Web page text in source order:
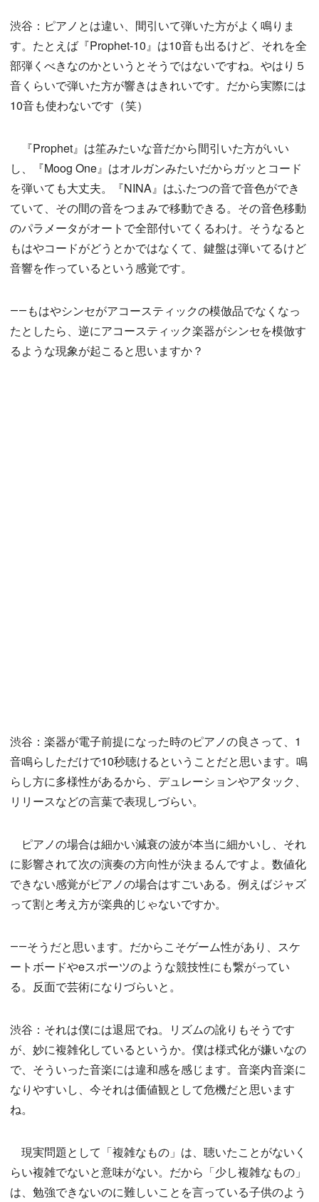
渋谷：ピアノとは違い、間引いて弾いた方がよく鳴りま
す。たとえば『Prophet-10』は10音も出るけど、それを全
部弾くべきなのかというとそうではないですね。やはり５
音くらいで弾いた方が響きはきれいです。だから実際には
10音も使わないです（笑）
『Prophet』は笙みたいな音だから間引いた方がいい
し、『Moog One』はオルガンみたいだからガッとコード
を弾いても大丈夫。『NINA』はふたつの音で音色ができ
ていて、その間の音をつまみで移動できる。その音色移動
のパラメータがオートで全部付いてくるわけ。そうなると
もはやコードがどうとかではなくて、鍵盤は弾いてるけど
音響を作っているという感覚です。
――もはやシンセがアコースティックの模倣品でなくなっ
たとしたら、逆にアコースティック楽器がシンセを模倣す
るような現象が起こると思いますか？
渋谷：楽器が電子前提になった時のピアノの良さって、1
音鳴らしただけで10秒聴けるということだと思います。鳴
らし方に多様性があるから、デュレーションやアタック、
リリースなどの言葉で表現しづらい。
ピアノの場合は細かい減衰の波が本当に細かいし、それ
に影響されて次の演奏の方向性が決まるんですよ。数値化
できない感覚がピアノの場合はすごいある。例えばジャズ
って割と考え方が楽典的じゃないですか。
――そうだと思います。だからこそゲーム性があり、スケ
ートボードやeスポーツのような競技性にも繋がってい
る。反面で芸術になりづらいと。
渋谷：それは僕には退屈でね。リズムの訛りもそうです
が、妙に複雑化しているというか。僕は様式化が嫌いなの
で、そういった音楽には違和感を感じます。音楽内音楽に
なりやすいし、今それは価値観として危機だと思います
ね。
現実問題として「複雑なもの」は、聴いたことがないく
らい複雑でないと意味がない。だから「少し複雑なもの」
は、勉強できないのに難しいことを言っている子供のよう